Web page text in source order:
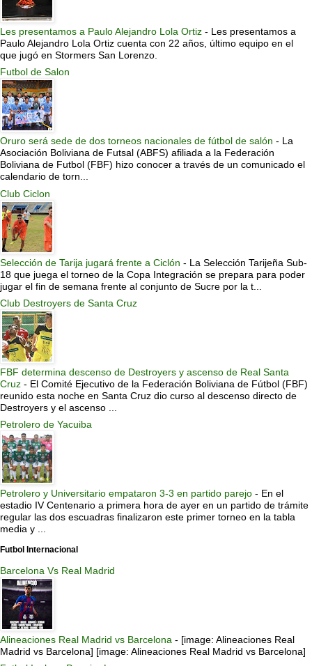
Les presentamos a Paulo Alejandro Lola Ortiz - Les presentamos a
Paulo Alejandro Lola Ortiz cuenta con 22 años, último equipo en el
que jugó en Stormers San Lorenzo.
Futbol de Salon
Oruro será sede de dos torneos nacionales de fútbol de salón - La
Asociación Boliviana de Futsal (ABFS) afiliada a la Federación
Boliviana de Futbol (FBF) hizo conocer a través de un comunicado el
calendario de torn...
Club Ciclon
Selección de Tarija jugará frente a Ciclón - La Selección Tarijeña Sub-
18 que juega el torneo de la Copa Integración se prepara para poder
jugar el fin de semana frente al conjunto de Sucre por la t...
Club Destroyers de Santa Cruz
FBF determina descenso de Destroyers y ascenso de Real Santa
Cruz - El Comité Ejecutivo de la Federación Boliviana de Fútbol (FBF)
reunido esta noche en Santa Cruz dio curso al descenso directo de
Destroyers y el ascenso ...
Petrolero de Yacuiba
Petrolero y Universitario empataron 3-3 en partido parejo - En el
estadio IV Centenario a primera hora de ayer en un partido de trámite
regular las dos escuadras finalizaron este primer torneo en la tabla
media y ...
Futbol Internacional
Barcelona Vs Real Madrid
Alineaciones Real Madrid vs Barcelona - [image: Alineaciones Real
Madrid vs Barcelona] [image: Alineaciones Real Madrid vs Barcelona]